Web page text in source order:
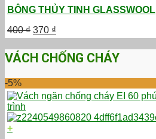
BÔNG THỦY TINH GLASSWOOL
400₫ Giá
gốc
là:
400 ₫.
370 ₫
hiện
tại
là:
VÁCH CHỐNG CHÁY
-5%
+